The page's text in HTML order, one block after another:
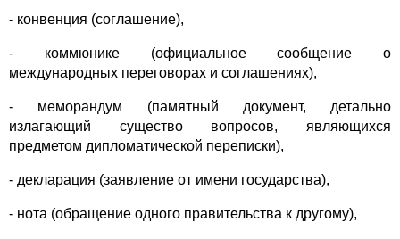
- конвенция (соглашение),
- коммюнике (официальное сообщение о
международных переговорах и соглашениях),
- меморандум (памятный документ, детально
излагающий существо вопросов, являющихся
предметом дипломатической переписки),
- декларация (заявление от имени государства),
- нота (обращение одного правительства к другому),